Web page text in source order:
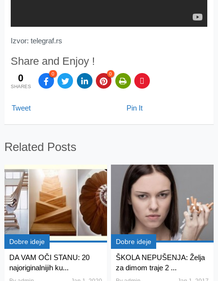
Izvor: telegraf.rs
Share and Enjoy !
0
SHARES
0 0
Tweet Pin It
Related Posts
Dobre ideje
DA VAM OČI STANU: 20
najoriginalnijih ku...
Dobre ideje
ŠKOLA NEPUŠENJA: Želja
za dimom traje 2 ...